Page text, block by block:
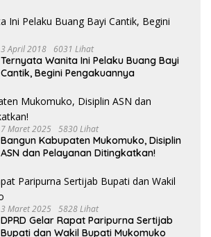
3 April 2018 6031 Lihat
Ternyata Wanita Ini Pelaku Buang Bayi
Cantik, Begini Pengakuannya
7 Maret 2025 5830 Lihat
Bangun Kabupaten Mukomuko, Disiplin
ASN dan Pelayanan Ditingkatkan!
3 Maret 2025 5828 Lihat
DPRD Gelar Rapat Paripurna Sertijab
Bupati dan Wakil Bupati Mukomuko